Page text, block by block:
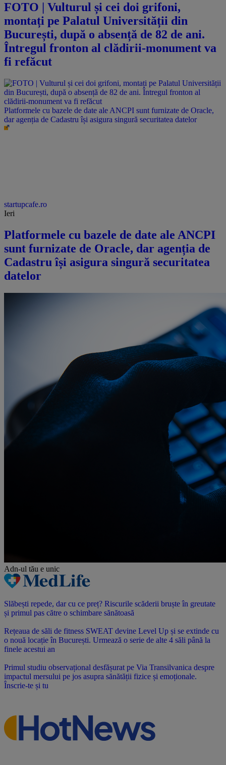
FOTO | Vulturul și cei doi grifoni,
montați pe Palatul Universității din
București, după o absență de 82 de ani.
Întregul fronton al clădirii-monument va
fi refăcut
Platformele cu bazele de date ale ANCPI sunt furnizate de Oracle,
dar agenția de Cadastru își asigura singură securitatea datelor
startupcafe.ro
Ieri
Platformele cu bazele de date ale ANCPI
sunt furnizate de Oracle, dar agenția de
Cadastru își asigura singură securitatea
datelor
Adn-ul tău e unic
Slăbești repede, dar cu ce preț? Riscurile scăderii bruște în greutate
și primul pas către o schimbare sănătoasă
Rețeaua de săli de fitness SWEAT devine Level Up și se extinde cu
o nouă locație în București. Urmează o serie de alte 4 săli până la
finele acestui an
Primul studiu observațional desfășurat pe Via Transilvanica despre
impactul mersului pe jos asupra sănătății fizice și emoționale.
Înscrie-te și tu